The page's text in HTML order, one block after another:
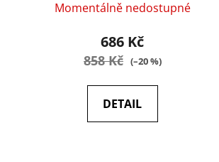
Momentálně nedostupné
686 Kč
858 Kč (–20 %)
DETAIL